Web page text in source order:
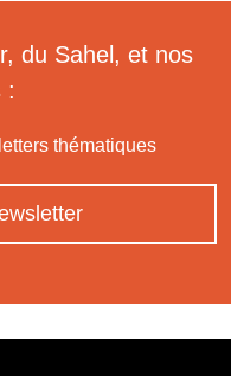
du Sahel, et nos
:
thématiques